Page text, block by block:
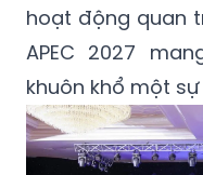
hoạt động quan
APEC 2027
khuôn khổ một